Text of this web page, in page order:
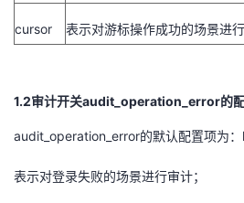
cursor 表示对游标操作成功的场景进
1.2审计开关audit_operation_error的
audit_operation_error的默认配置项为：
表示对登录失败的场景进行审计；